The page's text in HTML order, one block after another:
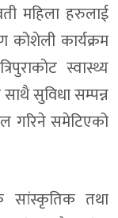
बुढाद्वारा शिलान्यास
अनुसन्धान गर्न ५
सडक
भेरी करिडोरका १३ पक्की
महिला हरुलाई
कोशेली कार्यक्रम
स्वास्थ्य
सुविधा सम्पन्न
गरिने समेटिएको
सांस्कृतिक तथा